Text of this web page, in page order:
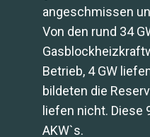
angeschmissen
Von den rund 34
Betrieb, 4 GW
bildeten die
liefen nicht. Diese
AKW`s.